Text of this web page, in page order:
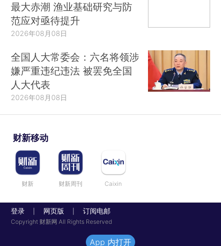
最大赤潮 渔业基础研究与防
范应对亟待提升
2026年08月08日
全国人大常委会：六名将领涉
嫌严重违纪违法 被罢免全国
人大代表
2026年08月08日
财新移动
财新 财新周刊 Caixin
登录 网页版 订阅电邮
Copyright 财新网 All Rights Reserved
App 内打开